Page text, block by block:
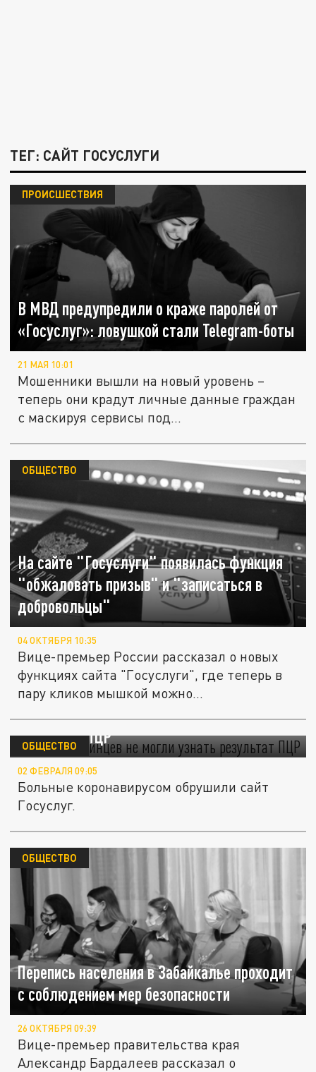
ТЕГ: САЙТ ГОСУСЛУГИ
В МВД предупредили о краже паролей от
«Госуслуг»: ловушкой стали Telegram-боты
ПРОИСШЕСТВИЯ
21 МАЯ 10:01
Мошенники вышли на новый уровень –
теперь они крадут личные данные граждан
с маскируя сервисы под...
На сайте "Госуслуги" появилась функция
"обжаловать призыв" и "записаться в
добровольцы"
ОБЩЕСТВО
04 ОКТЯБРЯ 10:35
Вице-премьер России рассказал о новых
функциях сайта "Госуслуги", где теперь в
пару кликов мышкой можно...
Сотни челябинцев не могли узнать
результат ПЦР
ОБЩЕСТВО
02 ФЕВРАЛЯ 09:05
Больные коронавирусом обрушили сайт
Госуслуг.
Перепись населения в Забайкалье проходит
с соблюдением мер безопасности
ОБЩЕСТВО
26 ОКТЯБРЯ 09:39
Вице-премьер правительства края
Александр Бардалеев рассказал о